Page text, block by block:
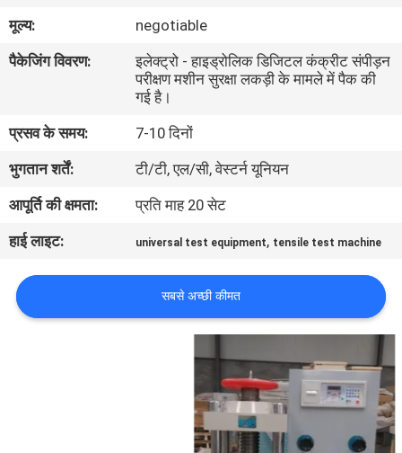
कारखाना
भ्रमण
गुणवत्ता
नियंत्रण
संपर्क
करें
समाचार
मूल्य:
negotiable
पैकेजिंग विवरण:
इलेक्ट्रो - हाइड्रोलिक डिजिटल कंक्रीट संपीड़न
परीक्षण मशीन सुरक्षा लकड़ी के मामले में पैक की
गई है।
प्रसव के समय:
7-10 दिनों
भुगतान शर्तें:
टी/टी, एल/सी, वेस्टर्न यूनियन
आपूर्ति की क्षमता:
प्रति माह 20 सेट
हाई लाइट:
universal test equipment, tensile test machine
सबसे अच्छी कीमत